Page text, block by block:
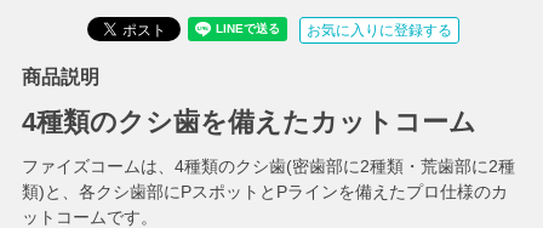
お気に入りに登録する
商品説明
4種類のクシ歯を備えたカットコーム
ファイズコームは、4種類のクシ歯(密歯部に2種類・荒歯部に2種
類)と、各クシ歯部にPスポットとPラインを備えたプロ仕様のカ
ットコームです。